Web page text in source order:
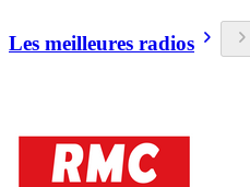
Les meilleures radios